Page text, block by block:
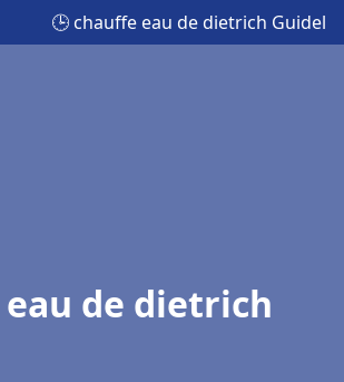
🕒 chauffe eau de dietrich Guidel
de dietrich